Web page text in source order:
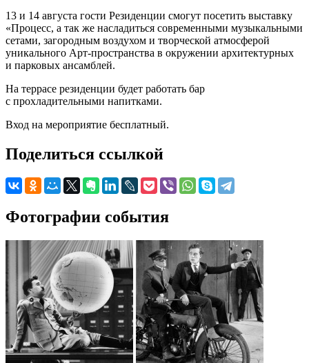
13 и 14 августа гости Резиденции смогут посетить выставку
«Процесс, а так же насладиться современными музыкальными
сетами, загородным воздухом и творческой атмосферой
уникального Арт-пространства в окружении архитектурных
и парковых ансамблей.
На террасе резиденции будет работать бар
с прохладительными напитками.
Вход на мероприятие бесплатный.
Поделиться ссылкой
Фотографии события